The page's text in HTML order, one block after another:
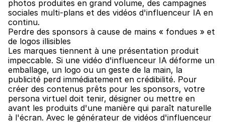
photos produites en grand volume, des campagnes
sociales multi-plans et des vidéos d'influenceur IA en
continu.
Perdre des sponsors à cause de mains « fondues » et
de logos illisibles
Les marques tiennent à une présentation produit
impeccable. Si une vidéo d'influenceur IA déforme un
emballage, un logo ou un geste de la main, la
publicité perd immédiatement en crédibilité. Pour
créer des contenus prêts pour les sponsors, votre
persona virtuel doit tenir, désigner ou mettre en
avant les produits d'une manière qui paraît naturelle
à l'écran. Avec le générateur de vidéos d'influenceur